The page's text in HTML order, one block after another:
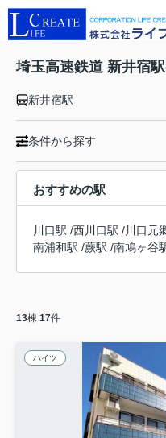
埼玉高速鉄道 新井宿
新井宿駅
条件から探す
おすすめの駅
川口駅 /西川口駅 /川口元
南浦和駅 /蕨駅 /南鳩ヶ谷
13棟 17件
ハイツ